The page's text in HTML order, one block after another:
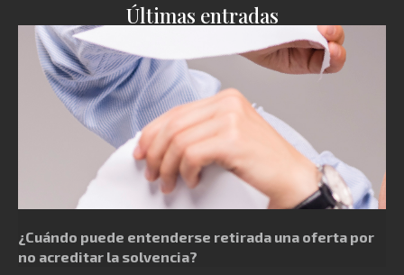
Últimas entradas
¿Cuándo puede entenderse retirada una oferta por
no acreditar la solvencia?